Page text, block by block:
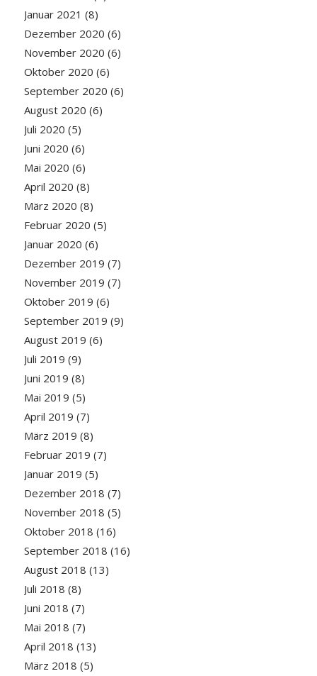
Januar 2021 (8)
Dezember 2020 (6)
November 2020 (6)
Oktober 2020 (6)
September 2020 (6)
August 2020 (6)
Juli 2020 (5)
Juni 2020 (6)
Mai 2020 (6)
April 2020 (8)
März 2020 (8)
Februar 2020 (5)
Januar 2020 (6)
Dezember 2019 (7)
November 2019 (7)
Oktober 2019 (6)
September 2019 (9)
August 2019 (6)
Juli 2019 (9)
Juni 2019 (8)
Mai 2019 (5)
April 2019 (7)
März 2019 (8)
Februar 2019 (7)
Januar 2019 (5)
Dezember 2018 (7)
November 2018 (5)
Oktober 2018 (16)
September 2018 (16)
August 2018 (13)
Juli 2018 (8)
Juni 2018 (7)
Mai 2018 (7)
April 2018 (13)
März 2018 (5)